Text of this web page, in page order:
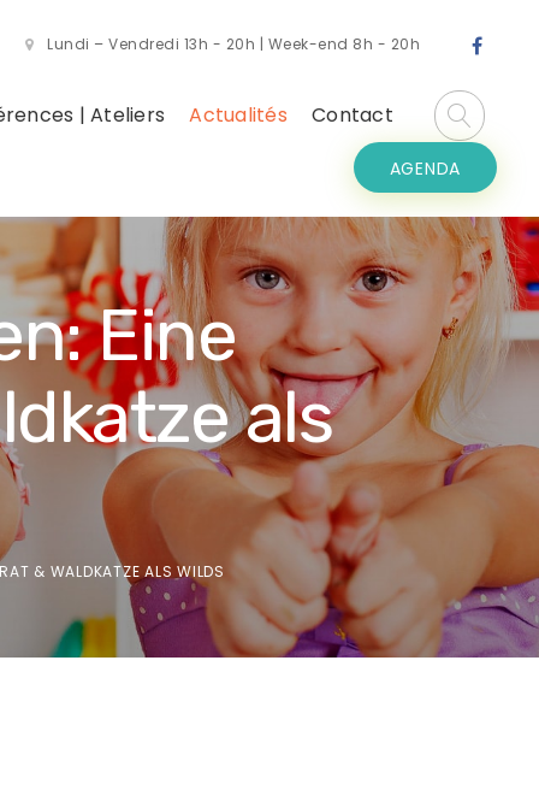
Lundi – Vendredi 13h - 20h | Week-end 8h - 20h
| Ateliers Actualités Contact
AGENDA
Eine
als
& WALDKATZE ALS WILDS